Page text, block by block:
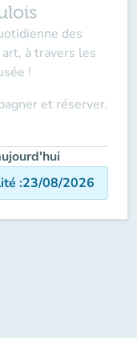
des
à travers les
!
et réserver.
:23/08/2026